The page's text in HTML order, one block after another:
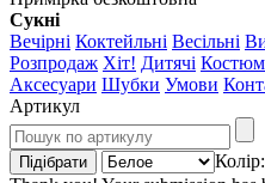
Сукні
Вечірні Коктейльні Весільні
Розпродаж Хіт! Дитячі
Аксесуари Шубки Умови
Артикул
Колір: